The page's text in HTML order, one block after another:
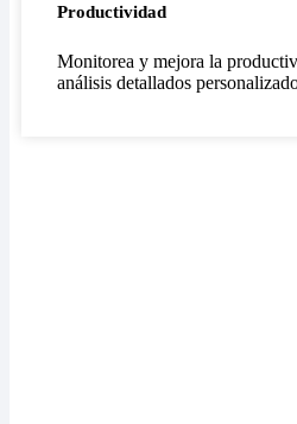
Productividad
Monitorea y mejora la
análisis detallados